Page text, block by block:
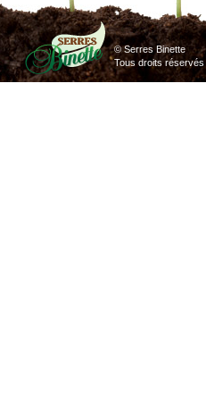
© Serres Binette
Tous droits réservés